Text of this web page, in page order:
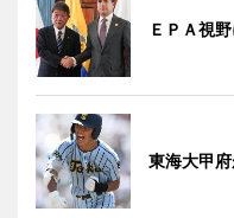
ＥＰＡ視
東海大甲